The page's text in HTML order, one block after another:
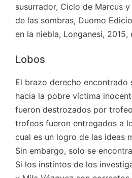
susurrador, Ciclo de Marcus
de las sombras, Duomo
en la niebla, Longanesi, 2015,
Lobos
El brazo derecho encontrado
hacia la pobre víctima
fueron destrozados por
trofeos fueron entregados a
cual es un logro de las ideas
Sin embargo, solo se
Si los instintos de los